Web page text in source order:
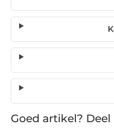
Goed artikel?